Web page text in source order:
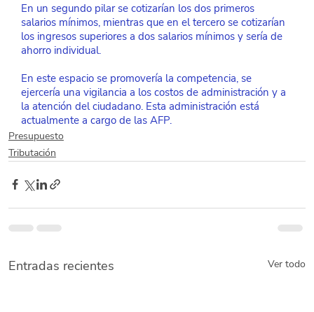
En un segundo pilar se cotizarían los dos primeros
salarios mínimos, mientras que en el tercero se cotizarían
los ingresos superiores a dos salarios mínimos y sería de
ahorro individual.
En este espacio se promovería la competencia, se
ejercería una vigilancia a los costos de administración y a
la atención del ciudadano. Esta administración está
actualmente a cargo de las AFP.
Presupuesto
Tributación
Entradas recientes Ver todo